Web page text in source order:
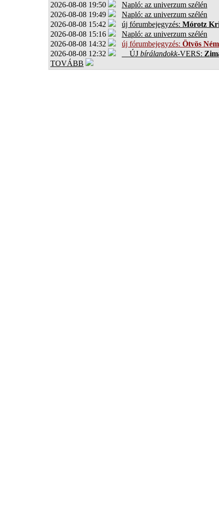
2026-08-08 19:50
Napló: az univerzum szélén
2026-08-08 19:49
Napló: az univerzum szélén
2026-08-08 15:42
új fórumbejegyzés: Mórotz
2026-08-08 15:16
Napló: az univerzum szélén
2026-08-08 14:32
új fórumbejegyzés: Ötvös
2026-08-08 12:32
ÚJ bírálandokk-VERS:
TOVÁBB